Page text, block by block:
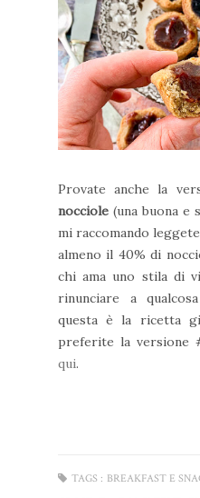
Provate anche la
nocciole (una buona e
mi raccomando
almeno il 40% di
chi ama uno stila di
rinunciare a
questa è la ricetta
preferite la versione
qui.
TAGS : BREAKFAST E